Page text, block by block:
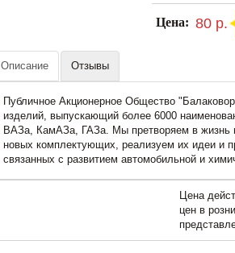
Цена: 80 р.
Описание Отзывы
Публичное Акционерное Общество
изделий, выпускающий более 6000
ВАЗа, КамАЗа, ГАЗа. Мы претворяем в жизнь
новых комплектующих, реализуем их идеи и
связанных с развитием автомобильной и
Цена
цен в